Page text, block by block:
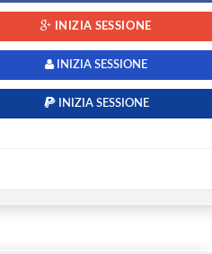
INIZIA SESSIONE
INIZIA SESSIONE
INIZIA SESSIONE